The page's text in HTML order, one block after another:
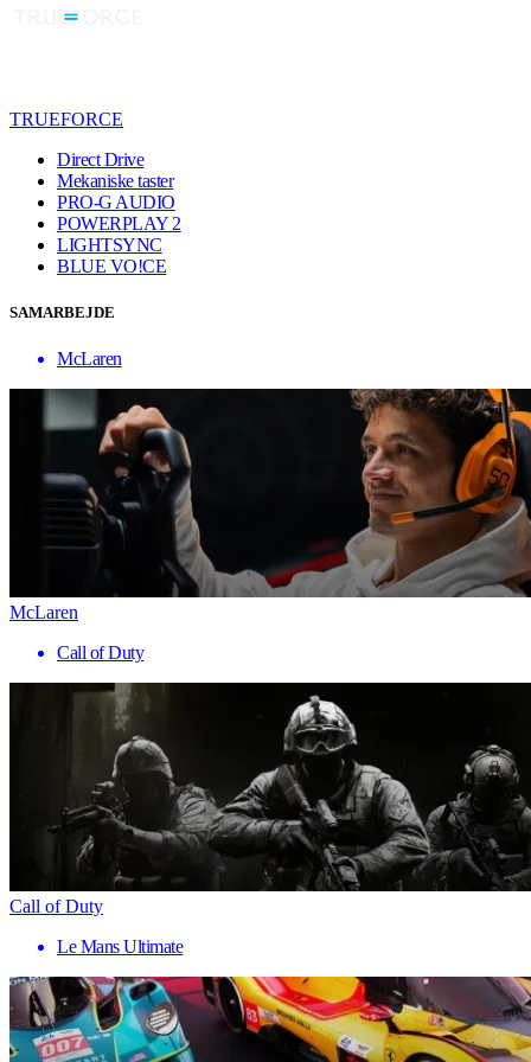
TRUEFORCE
Direct Drive
Mekaniske taster
PRO-G AUDIO
POWERPLAY 2
LIGHTSYNC
BLUE VO!CE
SAMARBEJDE
McLaren
McLaren
Call of Duty
Call of Duty
Le Mans Ultimate